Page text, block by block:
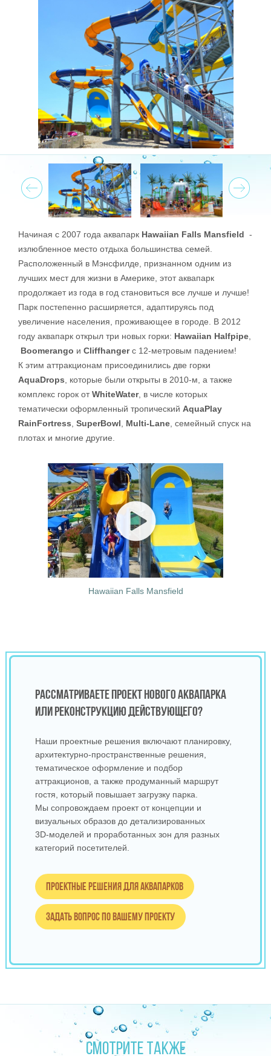
Prev Next
Начиная с 2007 года аквапарк Hawaiian Falls Mansfield -
излюбленное место отдыха большинства семей.
Расположенный в Мэнсфилде, признанном одним из
лучших мест для жизни в Америке, этот аквапарк
продолжает из года в год становиться все лучше и лучше!
Парк постепенно расширяется, адаптируясь под
увеличение населения, проживающее в городе. В 2012
году аквапарк открыл три новых горки: Hawaiian Halfpipe
Boomerango и Cliffhangerс 12-метровым падением!
К этим аттракционам присоединились две горки
AquaDrops , которые были открыты в 2010-м, а также
комплекс горок отWhiteWater, в числе которых
тематически оформленный тропический AquaPlay
RainFortress SuperBowl Multi-Lane , семейный спуск на
плотах и многие другие.
Hawaiian Falls Mansfield
РАССМАТРИВАЕТЕ ПРОЕКТ НОВОГО АКВАПАРКА
ИЛИ РЕКОНСТРУКЦИЮ ДЕЙСТВУЮЩЕГО?
Наши проектные решения включают планировку,
архитектурно‑пространственные решения,
тематическое оформление и подбор
аттракционов, а также продуманный маршрут
гостя, который повышает загрузку парка.
Мы сопровождаем проект от концепции и
визуальных образов до детализированных
3D‑моделей и проработанных зон для разных
категорий посетителей.
Проектные решения для аквапарков
Задать вопрос по вашему проекту
СМОТРИТЕ ТАКЖЕ